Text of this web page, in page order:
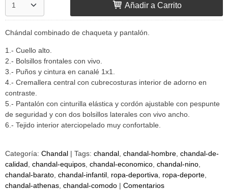
Añadir a Carrito
Chándal combinado de chaqueta y pantalón.
1.- Cuello alto.
2.- Bolsillos frontales con vivo.
3.- Puños y cintura en canalé 1x1.
4.- Cremallera central con cubrecosturas interior de adorno en
contraste.
5.- Pantalón con cinturilla elástica y cordón ajustable con pespunte
de seguridad y con dos bolsillos laterales con vivo ancho.
6.- Tejido interior aterciopelado muy confortable.
Categoría: Chandal | Tags: chandal chandal-hombre chandal-de-
calidad chandal-equipos chandal-economico chandal-nino
chandal-barato chandal-infantil ropa-deportiva
ropa-deporte
chandal-athenas chandal-comodo | Comentarios